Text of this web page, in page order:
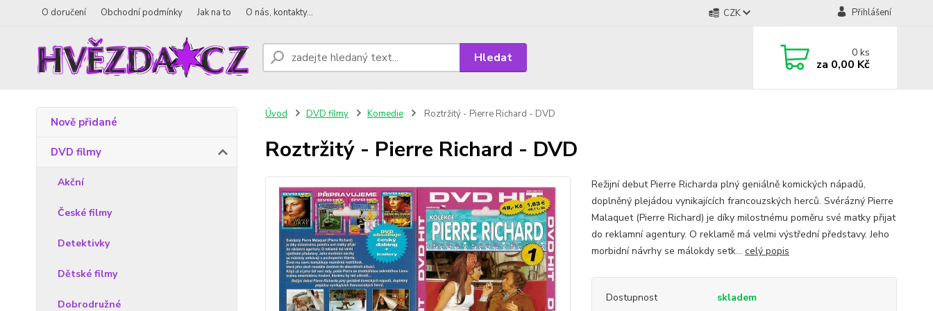
O doručení Obchodní podmínky Jak na to O nás, kontakty... CZK Přihlášení
Hledat 0ks
za 0,00 Kč
Nově přidané
DVD filmy
Akční
České filmy
Detektivky
Dětské filmy
Dobrodružné
Úvod DVD filmy Komedie Roztržitý - Pierre Richard - DVD
Roztržitý - Pierre Richard - DVD
Režijní debut Pierre Richarda plný geniálně komických nápadů,
doplněný plejádou vynikajících francouzských herců. Svérázný Pierre
Malaquet (Pierre Richard) je díky milostnému poměru své matky přijat
do reklamní agentury. O reklamě má velmi výstřední představy. Jeho
morbidní návrhy se málokdy setk... celý popis
Dostupnost skladem